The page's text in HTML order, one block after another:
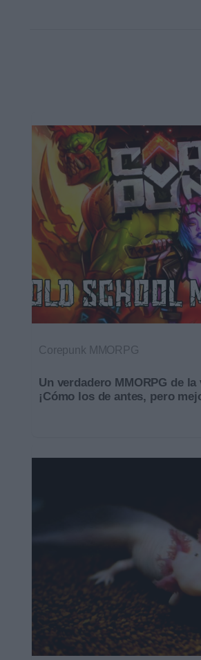
Corepunk MMORPG
Un verdadero MMORPG de la
¡Cómo los de antes, pero